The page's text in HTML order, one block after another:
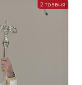
2 травня